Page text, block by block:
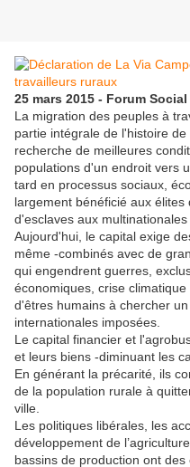
25 mars 2015 - Forum
La migration des peuples à
partie intégrale de l'histoire
recherche de meilleures
populations d'un endroit vers
tard en processus sociaux,
largement bénéficié aux
d'esclaves aux multinationales
Aujourd'hui, le capital exige
même -combinés avec de
qui engendrent guerres,
économiques, crise
d'êtres humains à chercher
internationales imposées.
Le capital financier et
et leurs biens -diminuant les
En générant la précarité, ils
de la population rurale à
ville.
Les politiques libérales, les
développement de
bassins de production ont